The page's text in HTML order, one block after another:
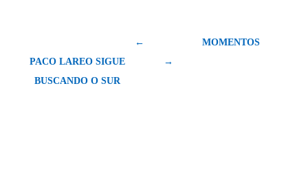
←
PACO LAREO SIGUE
BUSCANDO O SUR
MOMENTOS
→